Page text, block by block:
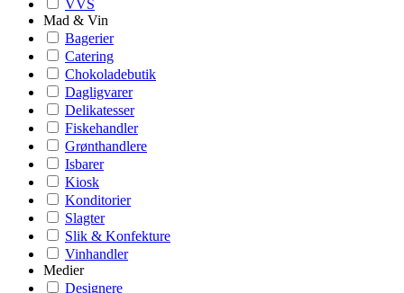
VVS
Mad & Vin
Bagerier
Catering
Chokoladebutik
Dagligvarer
Delikatesser
Fiskehandler
Grønthandlere
Isbarer
Kiosk
Konditorier
Slagter
Slik & Konfekture
Vinhandler
Medier
Designere